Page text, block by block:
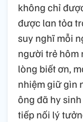
không chỉ
được lan tỏa
suy nghĩ mỗi
người trẻ hôm
lòng biết ơn,
nhiệm giữ gìn
ông đã hy
tiếp nối lý